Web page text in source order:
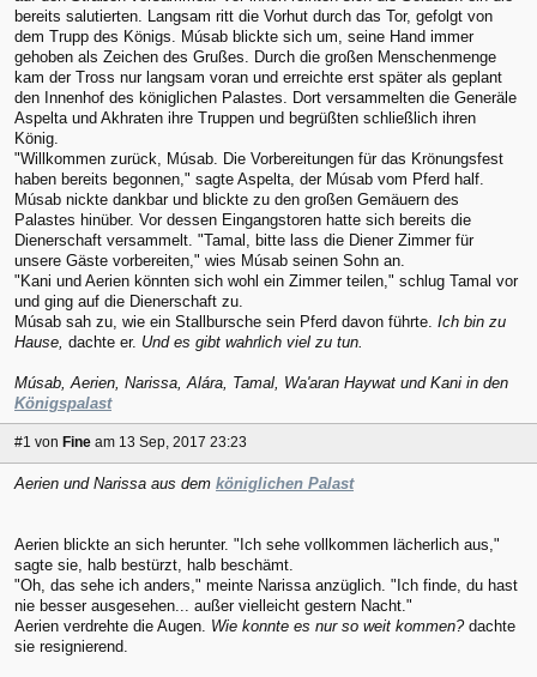
bereits salutierten. Langsam ritt die Vorhut durch das Tor, gefolgt von
dem Trupp des Königs. Músab blickte sich um, seine Hand immer
gehoben als Zeichen des Grußes. Durch die großen Menschenmenge
kam der Tross nur langsam voran und erreichte erst später als geplant
den Innenhof des königlichen Palastes. Dort versammelten die Generäle
Aspelta und Akhraten ihre Truppen und begrüßten schließlich ihren
König.
"Willkommen zurück, Músab. Die Vorbereitungen für das Krönungsfest
haben bereits begonnen," sagte Aspelta, der Músab vom Pferd half.
Músab nickte dankbar und blickte zu den großen Gemäuern des
Palastes hinüber. Vor dessen Eingangstoren hatte sich bereits die
Dienerschaft versammelt. "Tamal, bitte lass die Diener Zimmer für
unsere Gäste vorbereiten," wies Músab seinen Sohn an.
"Kani und Aerien könnten sich wohl ein Zimmer teilen," schlug Tamal vor
und ging auf die Dienerschaft zu.
Músab sah zu, wie ein Stallbursche sein Pferd davon führte. Ich bin zu
Hause, dachte er. Und es gibt wahrlich viel zu tun.
Músab, Aerien, Narissa, Alára, Tamal, Wa'aran Haywat und Kani in den
Königspalast
#1 von Fine am 13 Sep, 2017 23:23
Aerien und Narissa aus dem königlichen Palast
Aerien blickte an sich herunter. "Ich sehe vollkommen lächerlich aus,"
sagte sie, halb bestürzt, halb beschämt.
"Oh, das sehe ich anders," meinte Narissa anzüglich. "Ich finde, du hast
nie besser ausgesehen... außer vielleicht gestern Nacht."
Aerien verdrehte die Augen. Wie konnte es nur so weit kommen?dachte
sie resignierend.